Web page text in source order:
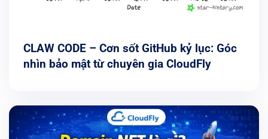
CLAW CODE – Cơn sốt GitHub kỷ lục: Góc
nhìn bảo mật từ chuyên gia CloudFly